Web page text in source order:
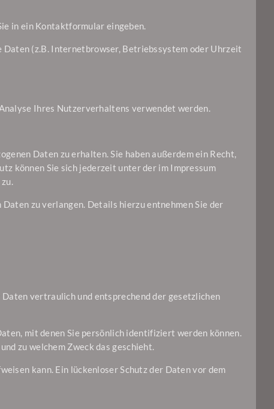
in ein Kontaktformular eingeben.
Daten (z.B. Internetbrowser, Betriebssystem oder Uhrzeit
Ihres Nutzerverhaltens verwendet werden.
Daten zu erhalten. Sie haben außerdem ein Recht,
können Sie sich jederzeit unter der im Impressum
zu verlangen. Details hierzu entnehmen Sie der
vertraulich und entsprechend der gesetzlichen
mit denen Sie persönlich identifiziert werden können.
zu welchem Zweck das geschieht.
kann. Ein lückenloser Schutz der Daten vor dem